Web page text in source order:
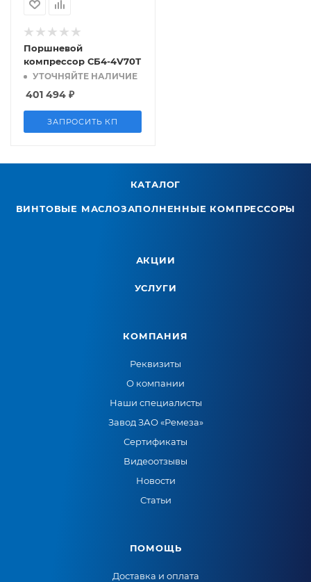
Поршневой
компрессор СБ4-4V70Т
УТОЧНЯЙТЕ НАЛИЧИЕ
401 494 ₽
ЗАПРОСИТЬ КП
КАТАЛОГ
ВИНТОВЫЕ МАСЛОЗАПОЛНЕННЫЕ КОМПРЕССОРЫ
АКЦИИ
УСЛУГИ
КОМПАНИЯ
Реквизиты
О компании
Наши специалисты
Завод ЗАО «Ремеза»
Сертификаты
Видеоотзывы
Новости
Статьи
ПОМОЩЬ
Доставка и оплата